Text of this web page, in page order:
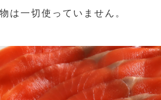
は一切使っていません。